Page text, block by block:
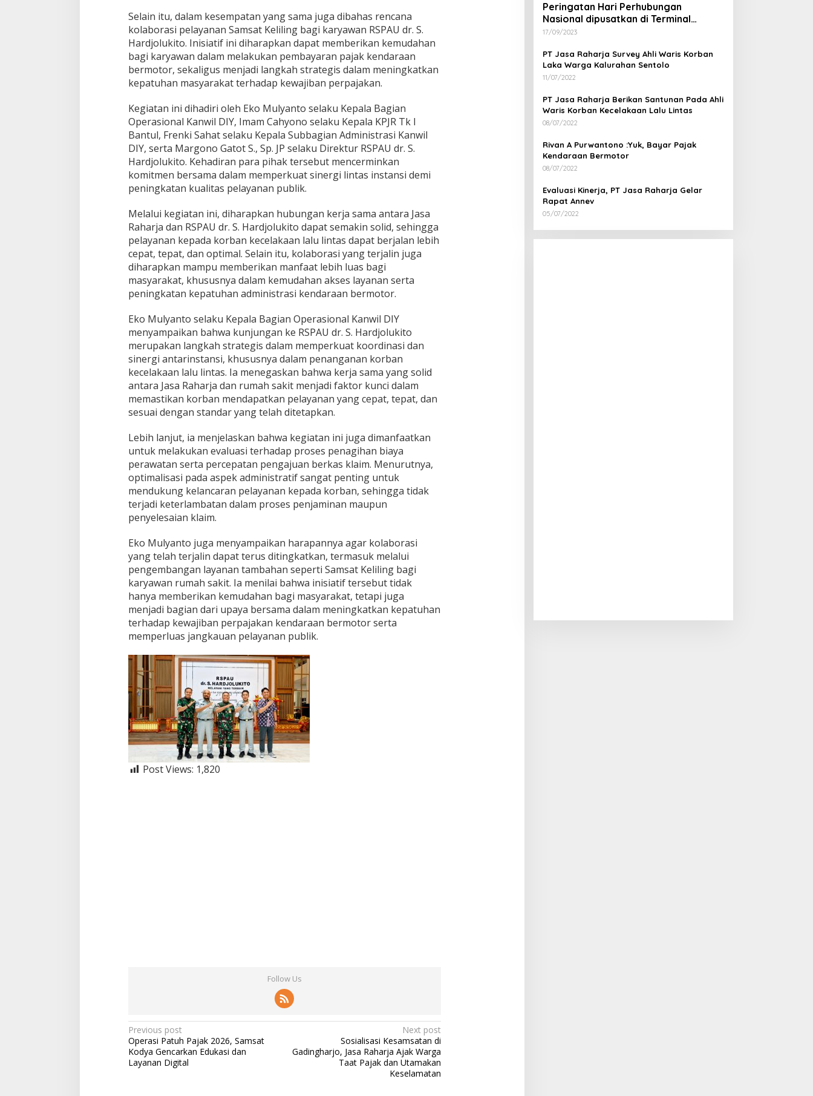
Selain itu, dalam kesempatan yang sama juga dibahas rencana
kolaborasi pelayanan Samsat Keliling bagi karyawan RSPAU dr. S.
Hardjolukito. Inisiatif ini diharapkan dapat memberikan kemudahan
bagi karyawan dalam melakukan pembayaran pajak kendaraan
bermotor, sekaligus menjadi langkah strategis dalam meningkatkan
kepatuhan masyarakat terhadap kewajiban perpajakan.
Kegiatan ini dihadiri oleh Eko Mulyanto selaku Kepala Bagian
Operasional Kanwil DIY, Imam Cahyono selaku Kepala KPJR Tk I
Bantul, Frenki Sahat selaku Kepala Subbagian Administrasi Kanwil
DIY, serta Margono Gatot S., Sp. JP selaku Direktur RSPAU dr. S.
Hardjolukito. Kehadiran para pihak tersebut mencerminkan
komitmen bersama dalam memperkuat sinergi lintas instansi demi
peningkatan kualitas pelayanan publik.
Melalui kegiatan ini, diharapkan hubungan kerja sama antara Jasa
Raharja dan RSPAU dr. S. Hardjolukito dapat semakin solid, sehingga
pelayanan kepada korban kecelakaan lalu lintas dapat berjalan lebih
cepat, tepat, dan optimal. Selain itu, kolaborasi yang terjalin juga
diharapkan mampu memberikan manfaat lebih luas bagi
masyarakat, khususnya dalam kemudahan akses layanan serta
peningkatan kepatuhan administrasi kendaraan bermotor.
Eko Mulyanto selaku Kepala Bagian Operasional Kanwil DIY
menyampaikan bahwa kunjungan ke RSPAU dr. S. Hardjolukito
merupakan langkah strategis dalam memperkuat koordinasi dan
sinergi antarinstansi, khususnya dalam penanganan korban
kecelakaan lalu lintas. Ia menegaskan bahwa kerja sama yang solid
antara Jasa Raharja dan rumah sakit menjadi faktor kunci dalam
memastikan korban mendapatkan pelayanan yang cepat, tepat, dan
sesuai dengan standar yang telah ditetapkan.
Lebih lanjut, ia menjelaskan bahwa kegiatan ini juga dimanfaatkan
untuk melakukan evaluasi terhadap proses penagihan biaya
perawatan serta percepatan pengajuan berkas klaim. Menurutnya,
optimalisasi pada aspek administratif sangat penting untuk
mendukung kelancaran pelayanan kepada korban, sehingga tidak
terjadi keterlambatan dalam proses penjaminan maupun
penyelesaian klaim.
Eko Mulyanto juga menyampaikan harapannya agar kolaborasi
yang telah terjalin dapat terus ditingkatkan, termasuk melalui
pengembangan layanan tambahan seperti Samsat Keliling bagi
karyawan rumah sakit. Ia menilai bahwa inisiatif tersebut tidak
hanya memberikan kemudahan bagi masyarakat, tetapi juga
menjadi bagian dari upaya bersama dalam meningkatkan kepatuhan
terhadap kewajiban perpajakan kendaraan bermotor serta
memperluas jangkauan pelayanan publik.
Post Views: 1,820
Follow Us
Post
navigation
Previous post
Operasi Patuh Pajak 2026, Samsat
Kodya Gencarkan Edukasi dan
Layanan Digital
Next post
Sosialisasi Kesamsatan di
Gadingharjo, Jasa Raharja Ajak Warga
Taat Pajak dan Utamakan
Keselamatan
Peringatan Hari Perhubungan
Nasional dipusatkan di Terminal
Wates Kulon Progo
17/09/2023
PT Jasa Raharja Survey Ahli Waris Korban
Laka Warga Kalurahan Sentolo
11/07/2022
PT Jasa Raharja Berikan Santunan Pada Ahli
Waris Korban Kecelakaan Lalu Lintas
08/07/2022
Rivan A Purwantono :Yuk, Bayar Pajak
Kendaraan Bermotor
08/07/2022
Evaluasi Kinerja, PT Jasa Raharja Gelar
Rapat Annev
05/07/2022